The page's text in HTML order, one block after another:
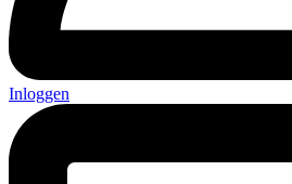
Inloggen